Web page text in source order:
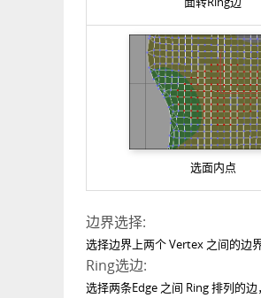
选面内点
边界选择:
选择边界上两个 Vertex 之间的边
Ring选边:
选择两条Edge 之间 Ring 排列的